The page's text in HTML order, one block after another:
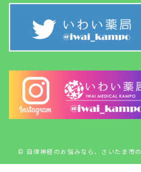
© 自律神経のお悩みなら、さいたま市